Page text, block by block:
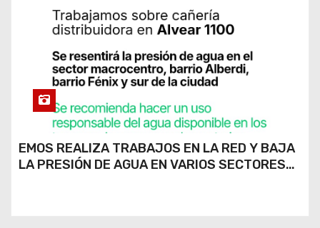
EMOS REALIZA TRABAJOS EN LA RED Y BAJA
LA PRESIÓN DE AGUA EN VARIOS SECTORES